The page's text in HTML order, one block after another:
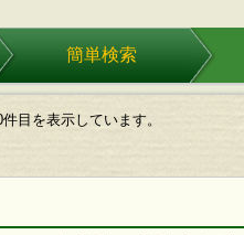
簡単検索
目を表示しています。